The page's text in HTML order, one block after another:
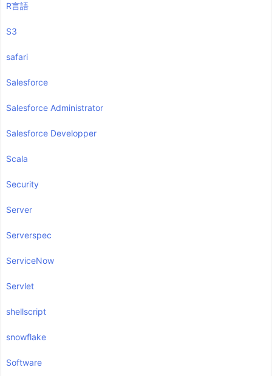
R言語
S3
safari
Salesforce
Salesforce Administrator
Salesforce Developper
Scala
Security
Server
Serverspec
ServiceNow
Servlet
shellscript
snowflake
Software